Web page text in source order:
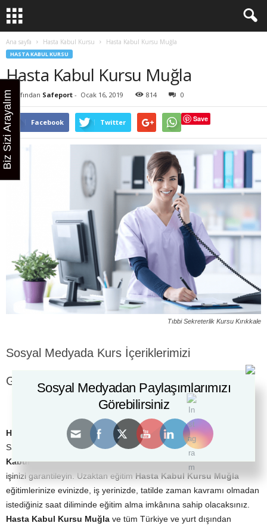
Ana sayfa Hasta Kabul Kursu Hasta Kabul Kursu Muğla
HASTA KABUL KURSU
Hasta Kabul Kursu Muğla
Tarafından Safeport - Ocak 16, 2019 814 0
Facebook Twitter Save
Tıbbi Sekreterlik Kursu Kırıkkale
Sosyal Medyada Kurs İçeriklerimizi
Görebilirsiniz:
Hasta Kabul Kursu Muğla – 0 (530) 304 98 98
Sağlık sektöründe çalışmak istiyorsanızAkademi Dünyası Hasta
Kabul Kursu Muğlakatılarak Üniversite onaylı sertifikanızı alın
işinizi garantileyin. Uzaktan eğitim Hasta Kabul Kursu Muğla
eğitimlerinize evinizde, iş yerinizde, tatilde zaman kavramı olmadan
istediğiniz saat diliminde eğitim alma imkânına sahip olacaksınız.
Hasta Kabul Kursu Muğla ve tüm Türkiye ve yurt dışından
Sosyal Medyadan Paylaşımlarımızı
Görebilirsiniz
Biz Sizi Arayalım